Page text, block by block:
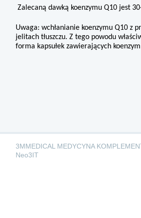
Zalecaną dawką koenzymu Q10 jest
Uwaga: wchłanianie koenzymu Q10 z
jelitach tłuszczu. Z tego powodu
forma kapsułek zawierających
3MMEDICAL MEDYCYNA
Neo3IT